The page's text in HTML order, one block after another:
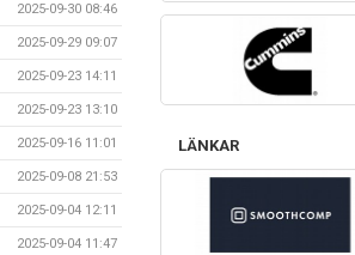
2025-09-30 08:46
2025-09-29 09:07
2025-09-23 14:11
2025-09-23 13:10
2025-09-16 11:01
2025-09-08 21:53
2025-09-04 12:11
2025-09-04 11:47
LÄNKAR